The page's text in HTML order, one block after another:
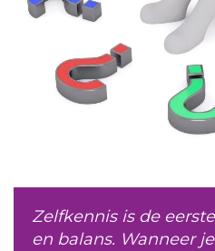
Zelfkennis is de
en balans. Wanneer